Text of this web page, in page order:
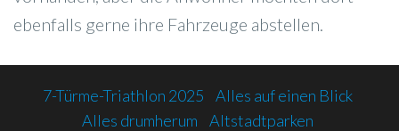
ebenfalls gerne ihre Fahrzeuge abstellen.
7-Türme-Triathlon 2025
Alles auf einen Blick
Alles drumherum
Altstadtparken